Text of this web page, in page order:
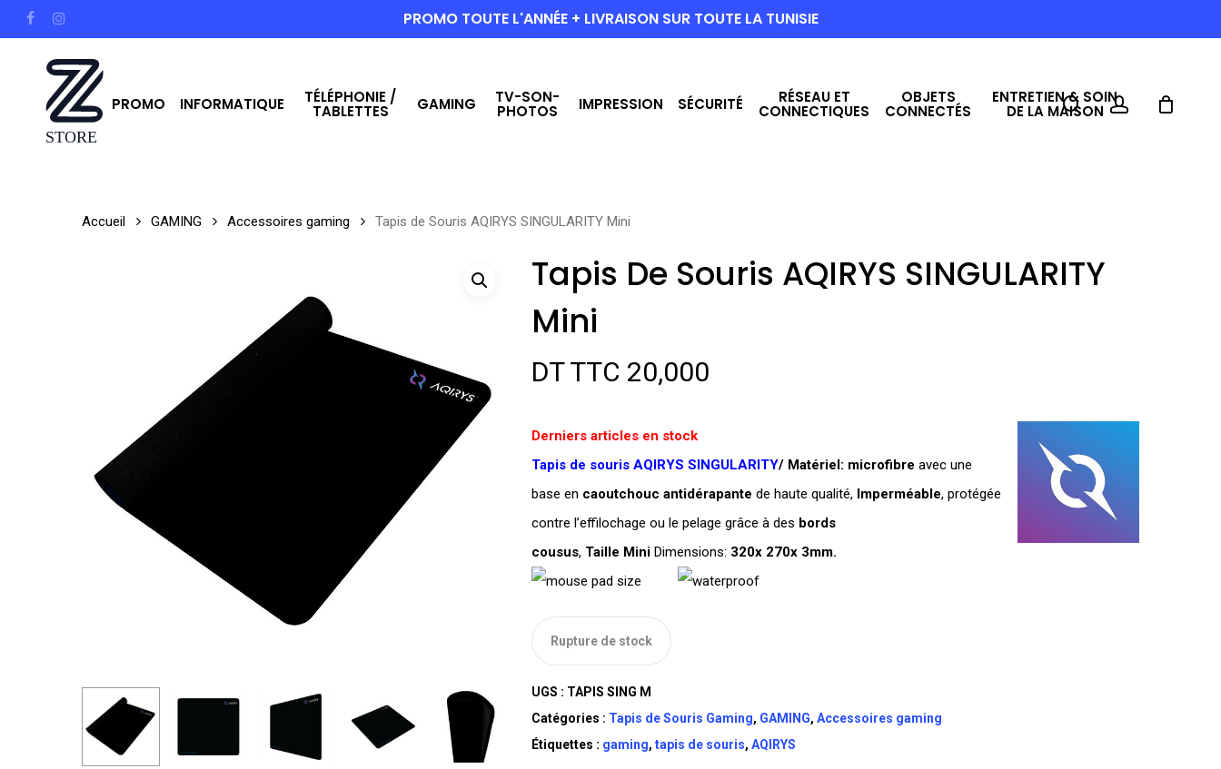
to
facebookinstagram PROMO TOUTE L'ANNÉE + LIVRAISON SUR TOUTE LA TUNISIE
PROMO INFORMATIQUE TÉLÉPHONIE /
TABLETTES GAMING TV-SON-
PHOTOS IMPRESSION SÉCURITÉ RÉSEAU ET
CONNECTIQUES
OBJETS
CONNECTÉS
ENTRETIEN & SOIN
DE LA MAISONsearchaccount
Accueil GAMING Accessoires gaming Tapis de Souris AQIRYS SINGULARITY Mini
Tapis De Souris AQIRYS SINGULARITY
Mini
DT TTC 20,000
Derniers articles en stock
Tapis de souris AQIRYS SINGULARITY/ Matériel: microfibre avec une
base en caoutchouc antidérapante de haute qualité, Imperméable, protégée
contre l’effilochage ou le pelage grâce à des bords
cousus, Taille MiniDimensions: 320x 270x 3mm.
Rupture de stock
UGS : TAPIS SING M
Catégories : Tapis de Souris Gaming, GAMING, Accessoires gaming
Étiquettes : gaming, tapis de souris, AQIRYS